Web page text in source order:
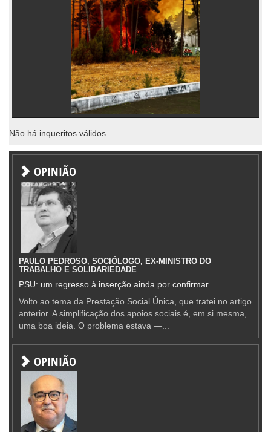
Não há inqueritos válidos.
OPINIÃO
PAULO PEDROSO, SOCIÓLOGO, EX-MINISTRO DO
TRABALHO E SOLIDARIEDADE
PSU: um regresso à inserção ainda por confirmar
Volto ao tema da Prestação Social Única, que tratei no artigo
anterior. A simplificação dos apoios sociais é, em si mesma,
uma boa ideia. O problema estava —...
OPINIÃO